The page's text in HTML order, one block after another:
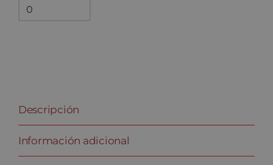
Bandejas
Descripción
Información adicional